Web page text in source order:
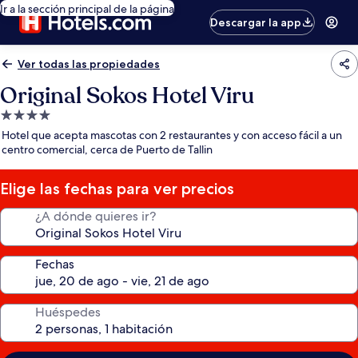
Ir a la sección principal de la página
Descargar la app
Ver todas las propiedades
Original Sokos Hotel Viru
Propiedad
de
4.0
estrellas
Hotel que acepta mascotas con 2 restaurantes y con acceso fácil a un
centro comercial, cerca de Puerto de Tallin
Elige las fechas para ver precios
¿A dónde quieres ir?
Fechas
Huéspedes